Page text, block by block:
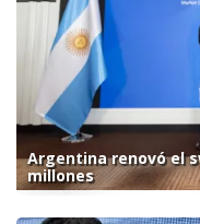
Argentina renovó el
millones